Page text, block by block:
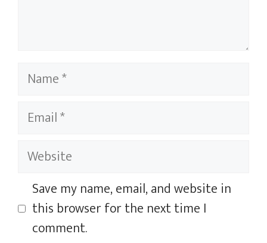
Name
Email
Website
Save my name, email, and website in
this browser for the next time I
comment.